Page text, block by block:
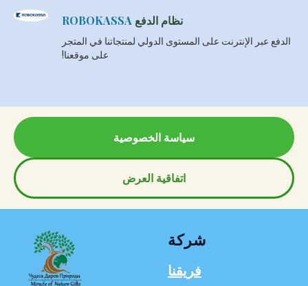
نظام الدفع ROBOKASSA
الدفع عبر الإنترنت على المستوى الدولي لمنتجاتنا في المتجر
على موقعنا!
سياسة الخصوصية
اتفاقية العرض
شركة
فريقنا